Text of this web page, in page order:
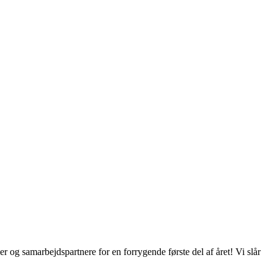
samarbejdspartnere for en forrygende første del af året! Vi slår